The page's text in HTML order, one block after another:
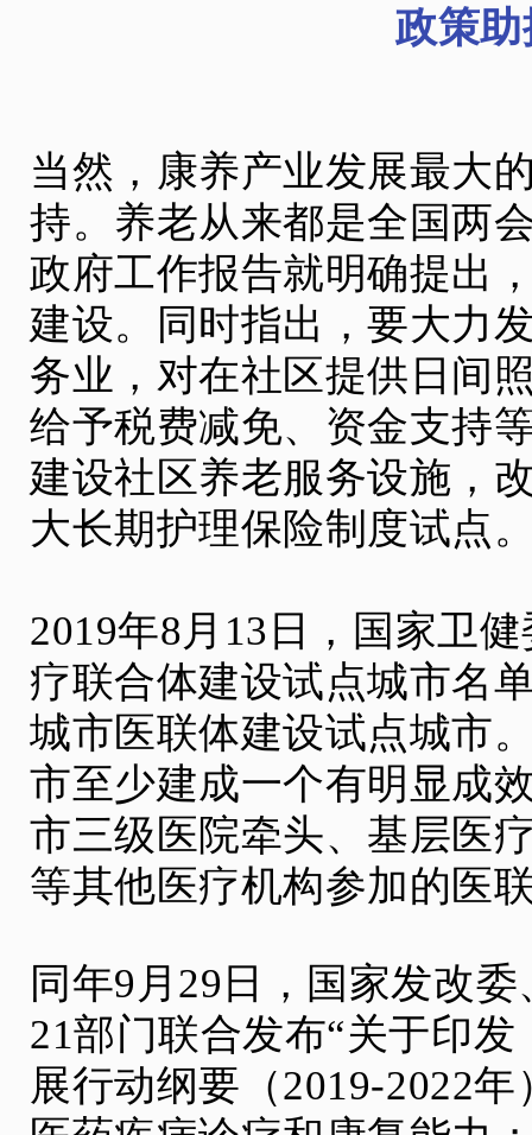
政策
当然，康养产业发展最大
持。养老从来都是全国两
政府工作报告就明确提出
建设。同时指出，要大力
务业，对在社区提供日间
给予税费减免、资金支持
建设社区养老服务设施，
大长期护理保险制度试点
2019年8月13日，国家卫
疗联合体建设试点城市名
城市医联体建设试点城市
市至少建成一个有明显成
市三级医院牵头、基层医
等其他医疗机构参加的医
同年9月29日，国家发改
21部门联合发布“关于印
展行动纲要（2019-2022